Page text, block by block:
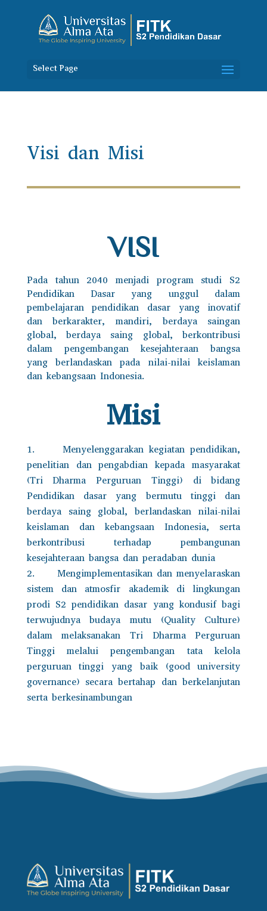
Select Page
Visi dan Misi
VISI
Pada tahun 2040 menjadi program studi S2
Pendidikan Dasar yang unggul dalam
pembelajaran pendidikan dasar yang inovatif
dan berkarakter, mandiri, berdaya saingan
global, berdaya saing global, berkontribusi
dalam pengembangan kesejahteraan bangsa
yang berlandaskan pada nilai-nilai keislaman
dan kebangsaan Indonesia.
Misi
Menyelenggarakan kegiatan pendidikan,
penelitian dan pengabdian kepada masyarakat
(Tri Dharma Perguruan Tinggi) di bidang
Pendidikan dasar yang bermutu tinggi dan
berdaya saing global, berlandaskan nilai-nilai
keislaman dan kebangsaan Indonesia, serta
berkontribusi terhadap pembangunan
kesejahteraan bangsa dan peradaban dunia
Mengimplementasikan dan menyelaraskan
sistem dan atmosfir akademik di lingkungan
prodi S2 pendidikan dasar yang kondusif bagi
terwujudnya budaya mutu (Quality Culture)
dalam melaksanakan Tri Dharma Perguruan
Tinggi melalui pengembangan tata kelola
perguruan tinggi yang baik (good university
governance) secara bertahap dan berkelanjutan
serta berkesinambungan